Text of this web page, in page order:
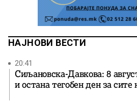
НАЈНОВИ ВЕСТИ
20:41
Сиљановска-Давкова: 8
и остана тегобен ден за сите